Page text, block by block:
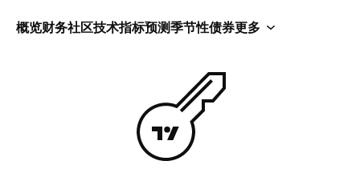
概览财务社区技术指标预测季节性债券更多